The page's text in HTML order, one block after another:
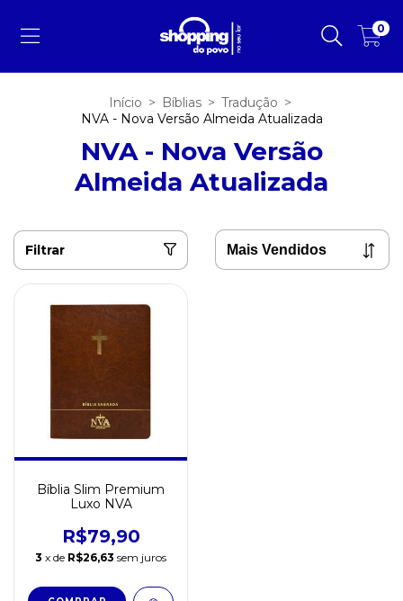
0
Início > Bíblias > Tradução >
NVA - Nova Versão Almeida Atualizada
NVA - Nova Versão
Almeida Atualizada
Filtrar
Bíblia Slim Premium
Luxo NVA
R$79,90
3 x de R$26,63 sem juros